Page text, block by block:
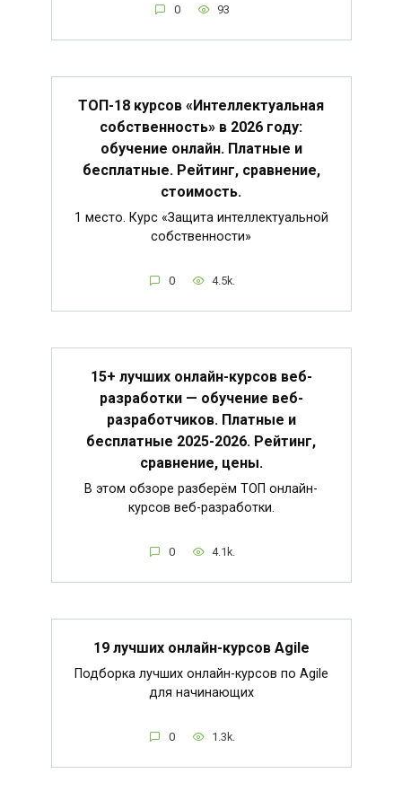
0 93
ТОП-18 курсов «Интеллектуальная
собственность» в 2026 году:
обучение онлайн. Платные и
бесплатные. Рейтинг, сравнение,
стоимость.
1 место. Курс «Защита интеллектуальной
собственности»
0 4.5k.
15+ лучших онлайн-курсов веб-
разработки — обучение веб-
разработчиков. Платные и
бесплатные 2025-2026. Рейтинг,
сравнение, цены.
В этом обзоре разберём ТОП онлайн-
курсов веб-разработки.
0 4.1k.
19 лучших онлайн-курсов Agile
Подборка лучших онлайн-курсов по Agile
для начинающих
0 1.3k.